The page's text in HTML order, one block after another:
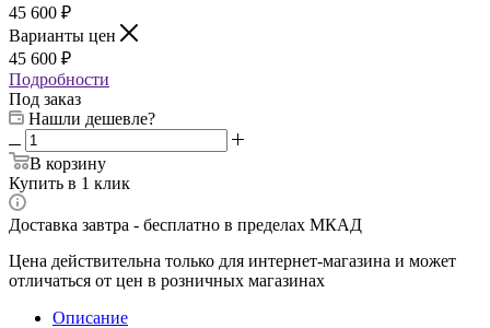
45 600 ₽
Варианты цен
45 600 ₽
Подробности
Под заказ
Нашли дешевле?
В корзину
Купить в 1 клик
Доставка завтра - бесплатно в пределах МКАД
Цена действительна только для интернет-магазина и может
отличаться от цен в розничных магазинах
Описание